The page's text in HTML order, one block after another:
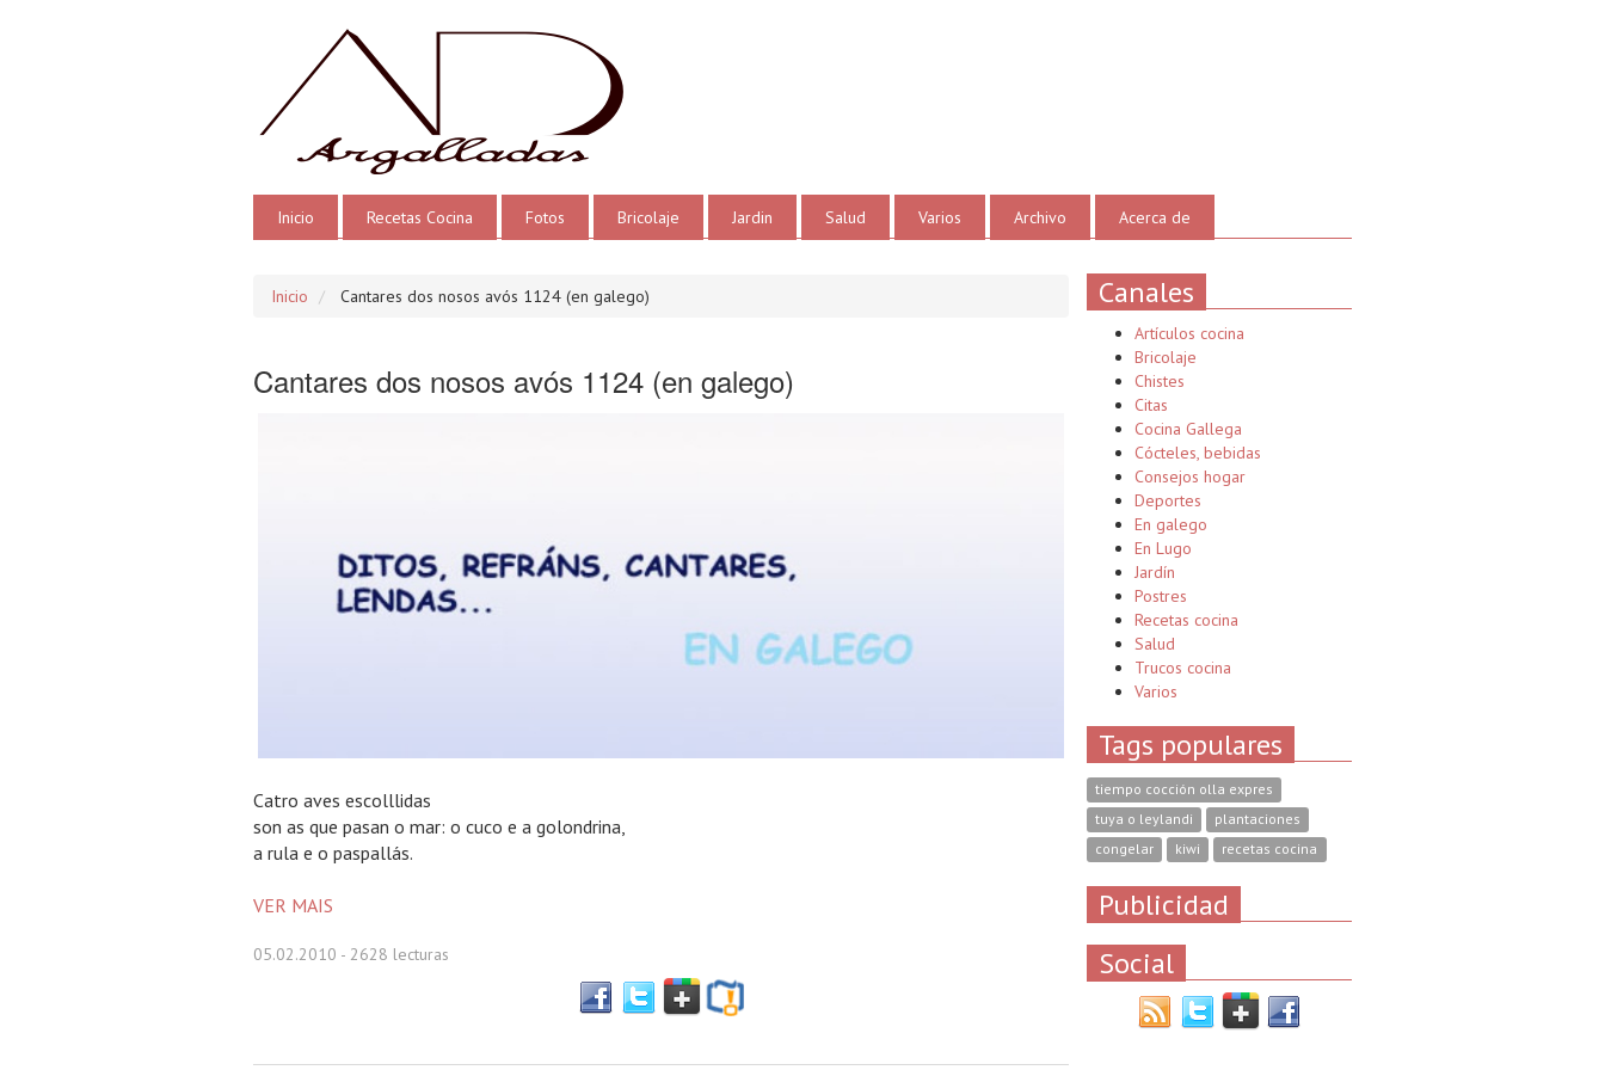
Inicio Recetas Cocina Fotos Bricolaje Jardin Salud Varios Archivo Acerca de
Inicio Cantares dos nosos avós 1124 (en galego)
Cantares dos nosos avós 1124 (en galego)
Catro aves escolllidas
son as que pasan o mar: o cuco e a golondrina,
a rula e o paspallás.
VER MAIS
05.02.2010 - 2628 lecturas
Canales
Artículos cocina
Bricolaje
Chistes
Citas
Cocina Gallega
Cócteles, bebidas
Consejos hogar
Deportes
En galego
En Lugo
Jardín
Postres
Recetas cocina
Salud
Trucos cocina
Varios
Tags populares
tiempo cocción olla expres
tuya o leylandi
plantaciones
congelar
kiwi recetas cocina
Publicidad
Social